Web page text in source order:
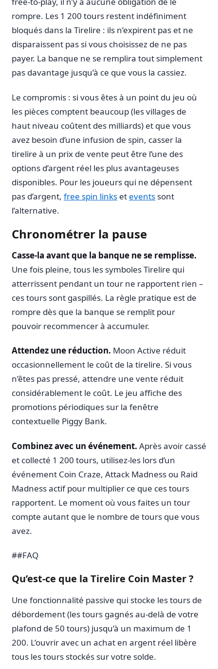
rompre. Les 1 200 tours restent indéfiniment
bloqués dans la Tirelire : ils n’expirent pas et ne
disparaissent pas si vous choisissez de ne pas
payer. La banque ne se remplira tout simplement
pas davantage jusqu’à ce que vous la cassiez.
Le compromis : si vous êtes à un point du jeu où
les pièces comptent beaucoup (les villages de
haut niveau coûtent des milliards) et que vous
avez besoin d’une infusion de spin, casser la
tirelire à un prix de vente peut être l’une des
options d’argent réel les plus avantageuses
disponibles. Pour les joueurs qui ne dépensent
pas d’argent, free spin links et events sont
l’alternative.
Chronométrer la pause
Casse-la avant que la banque ne se remplisse.
Une fois pleine, tous les symboles Tirelire qui
atterrissent pendant un tour ne rapportent rien –
ces tours sont gaspillés. La règle pratique est de
rompre dès que la banque se remplit pour
pouvoir recommencer à accumuler.
Attendez une réduction. Moon Active réduit
occasionnellement le coût de la tirelire. Si vous
n’êtes pas pressé, attendre une vente réduit
considérablement le coût. Le jeu affiche des
promotions périodiques sur la fenêtre
contextuelle Piggy Bank.
Combinez avec un événement. Après avoir cassé
et collecté 1 200 tours, utilisez-les lors d’un
événement Coin Craze, Attack Madness ou Raid
Madness actif pour multiplier ce que ces tours
rapportent. Le moment où vous faites un tour
compte autant que le nombre de tours que vous
avez.
##FAQ
Qu’est-ce que la Tirelire Coin Master ?
Une fonctionnalité passive qui stocke les tours de
débordement (les tours gagnés au-delà de votre
plafond de 50 tours) jusqu’à un maximum de 1
200. L’ouvrir avec un achat en argent réel libère
tous les tours stockés sur votre solde.